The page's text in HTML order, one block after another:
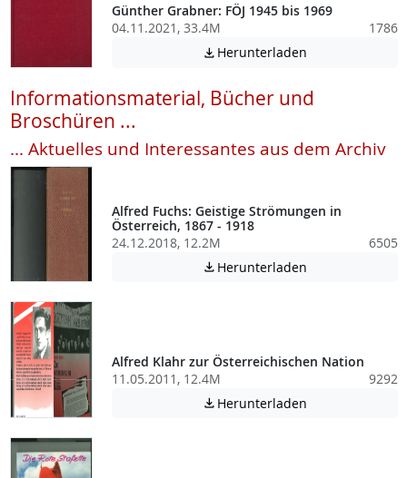
Günther Grabner: FÖJ 1945 bis 1969
04.11.2021, 33.4M
1786
 Herunterladen
Informationsmaterial, Bücher und
Broschüren ...
... Aktuelles und Interessantes aus dem Archiv
Alfred Fuchs: Geistige Strömungen in
Österreich, 1867 - 1918
24.12.2018, 12.2M
6505
 Herunterladen
Alfred Klahr zur Österreichischen Nation
11.05.2011, 12.4M
9292
 Herunterladen